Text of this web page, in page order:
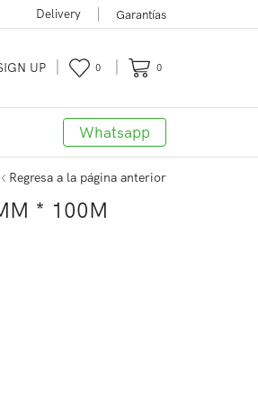
Delivery Garantías
UP 0 0
Whatsapp
Regresa a la página anterior
* 100M